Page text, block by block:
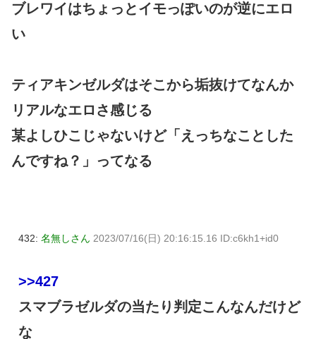
ブレワイはちょっとイモっぽいのが逆にエロ
い
ティアキンゼルダはそこから垢抜けてなんか
リアルなエロさ感じる
某よしひこじゃないけど「えっちなことした
んですね？」ってなる
432: 名無しさん 2023/07/16(日) 20:16:15.16 ID:c6kh1+id0
>>427
スマブラゼルダの当たり判定こんなんだけど
な